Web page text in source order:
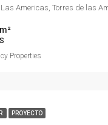
m²
Properties
PROYECTO